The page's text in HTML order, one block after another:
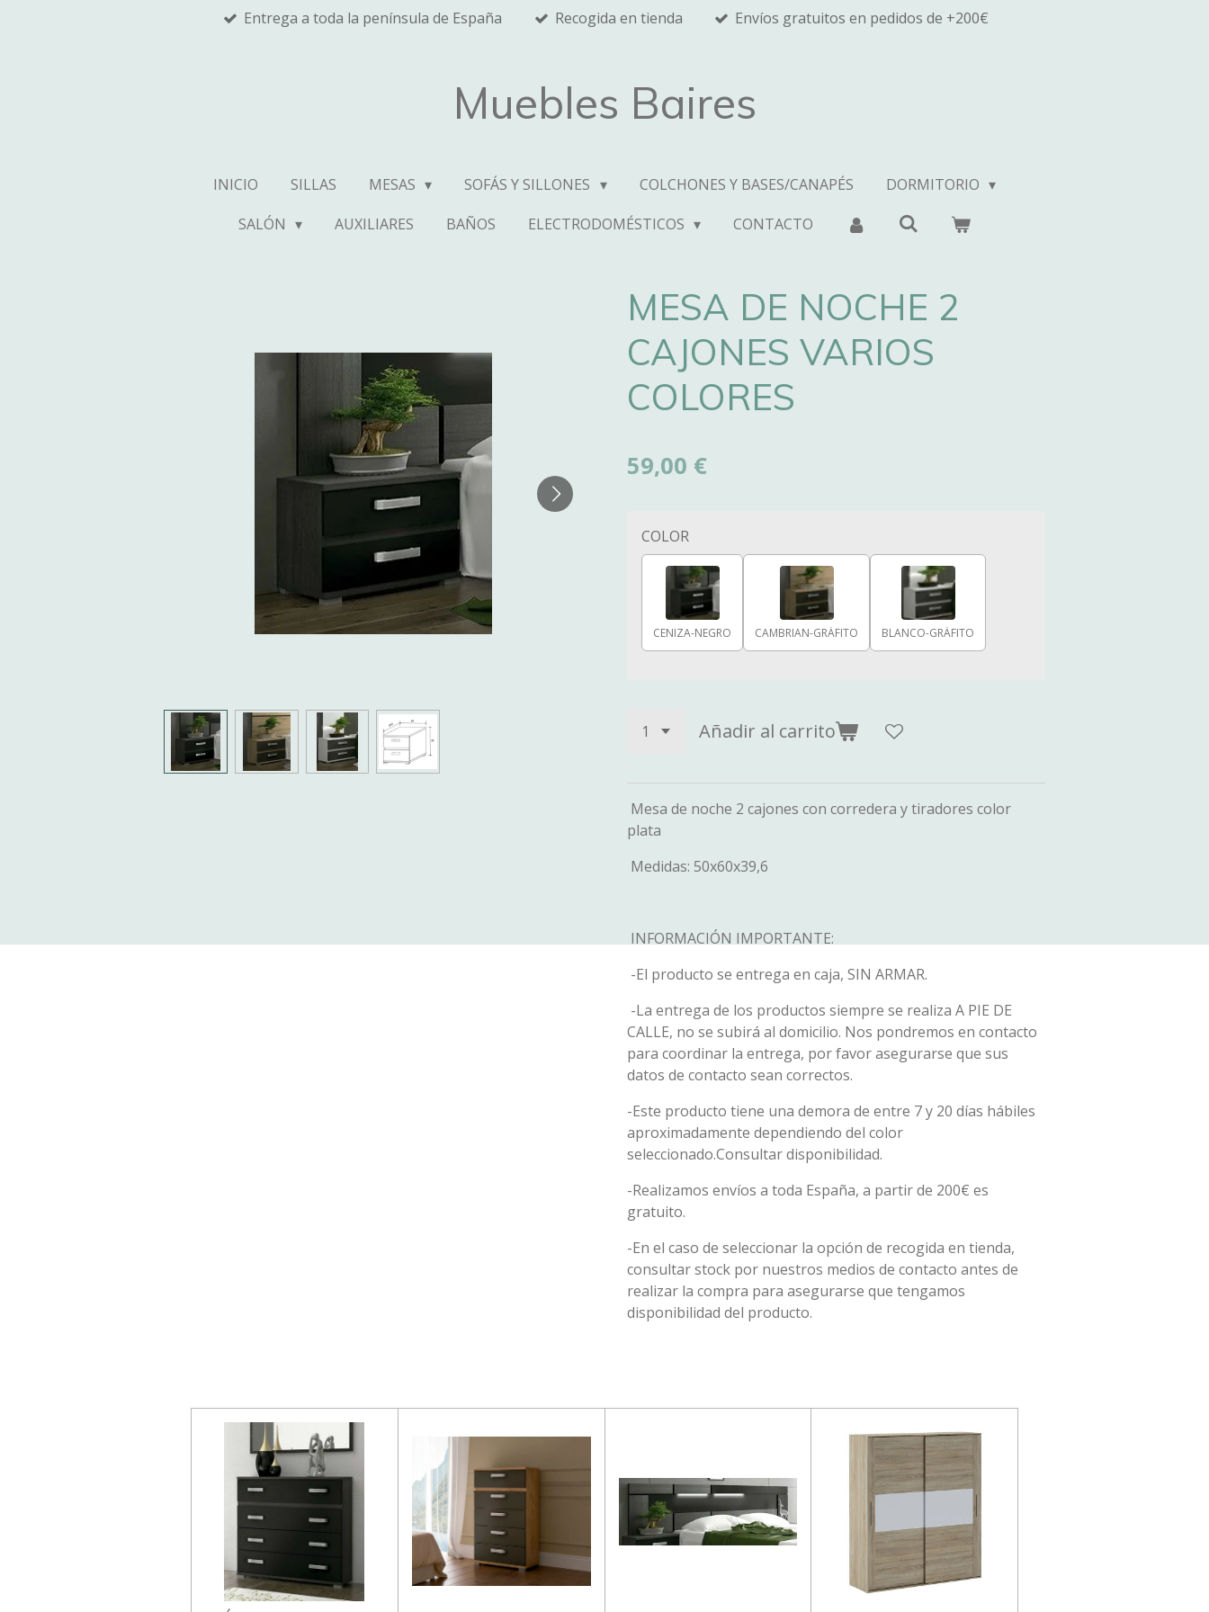
Entrega a toda la península de España Recogida en tienda Envíos gratuitos en pedidos de +200€
Muebles Baires
INICIO SILLAS MESAS SOFÁS Y SILLONES COLCHONES Y BASES/CANAPÉS
DORMITORIO
SALÓN
AUXILIARES BAÑOS ELECTRODOMÉSTICOS CONTACTO
MESA DE NOCHE 2
CAJONES VARIOS
COLORES
59,00 €
COLOR
CENIZA-NEGRO CAMBRIAN-GRÁFITO BLANCO-GRÁFITO
Añadir al carrito
Mesa de noche 2 cajones con corredera y tiradores color
plata
Medidas: 50x60x39,6
INFORMACIÓN IMPORTANTE:
-El producto se entrega en caja, SIN ARMAR.
-La entrega de los productos siempre se realiza A PIE DE
CALLE, no se subirá al domicilio. Nos pondremos en contacto
para coordinar la entrega, por favor asegurarse que sus
datos de contacto sean correctos.
-Este producto tiene una demora de entre 7 y 20 días hábiles
aproximadamente dependiendo del color
seleccionado.Consultar disponibilidad.
-Realizamos envíos a toda España, a partir de 200€ es
gratuito.
-En el caso de seleccionar la opción de recogida en tienda,
consultar stock por nuestros medios de contacto antes de
realizar la compra para asegurarse que tengamos
disponibilidad del producto.